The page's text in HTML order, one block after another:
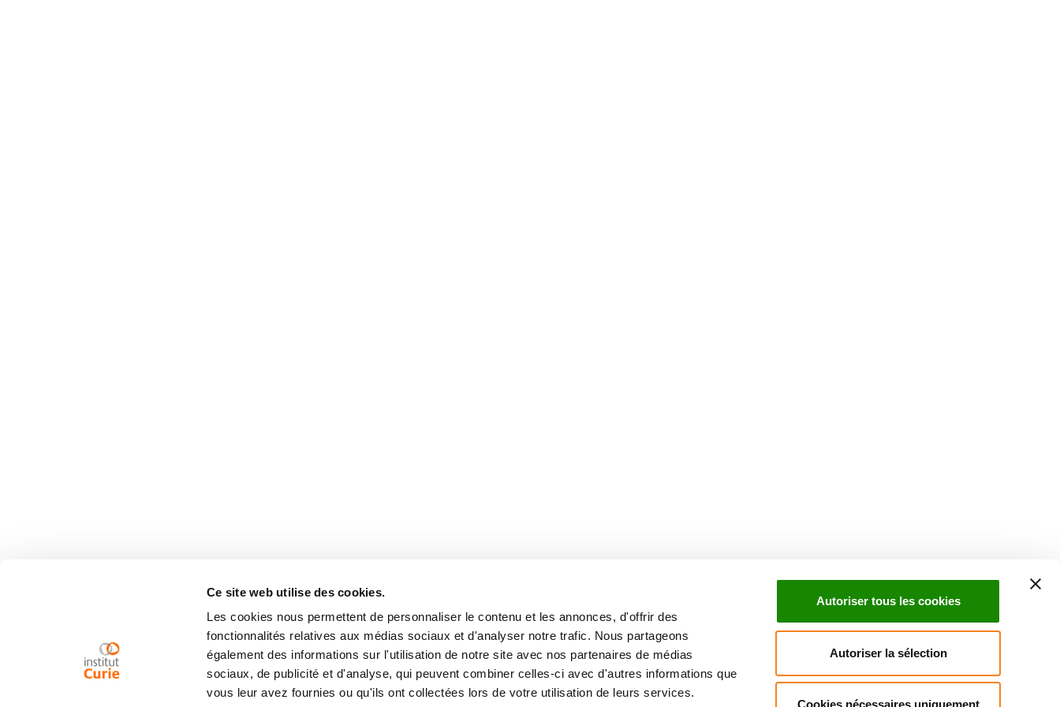
Ce site web utilise des cookies.
Les cookies nous permettent de personnaliser le contenu et les annonces, d'offrir des
fonctionnalités relatives aux médias sociaux et d'analyser notre trafic. Nous partageons
également des informations sur l'utilisation de notre site avec nos partenaires de médias
sociaux, de publicité et d'analyse, qui peuvent combiner celles-ci avec d'autres informations que
vous leur avez fournies ou qu'ils ont collectées lors de votre utilisation de leurs services.
Autoriser tous les cookies
Autoriser la sélection
Cookies nécessaires uniquement